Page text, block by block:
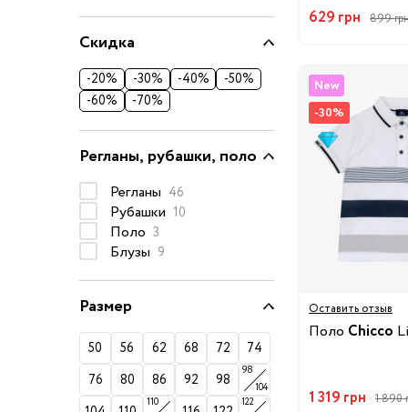
74-86 см
92-104 см
110-128 см
134-146 см
152-176 см
Ботинки и полуботинки
Пинетки
Сланцы
Тапочки
Туфли
Скидка
-20% -30% -40%
-50%
-60%
-70%
Регланы, рубашки, поло
Регланы 46
Рубашки 10
Поло 3
Блузы 9
Размер
50 56 62 68 72
74
76
80 86 92 98
98
104
110
122
629 грн 899
New
-30%
Оставить отзыв
Поло Chicco
1 319 грн 1 890